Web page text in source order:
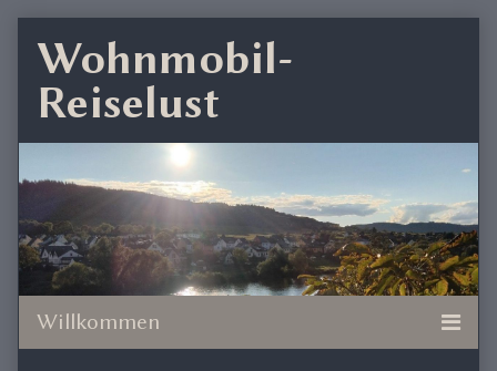
content
Wohnmobil-
Reiselust